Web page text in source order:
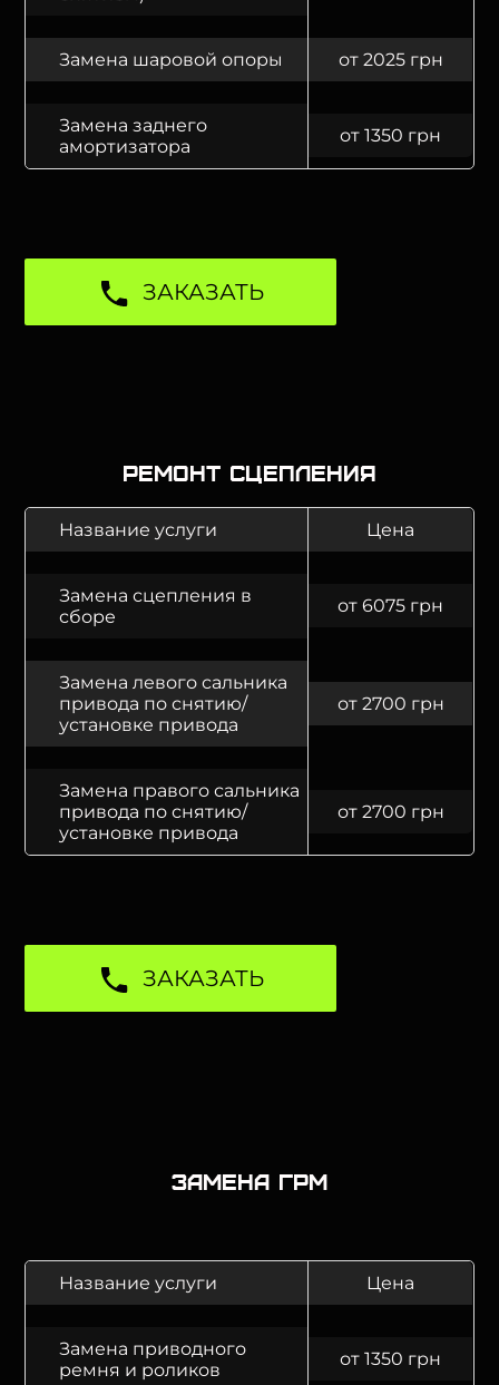
Замена шаровой опоры от 2025 грн
Замена заднего
амортизатора
от 1350 грн
ЗАКАЗАТЬ
Ремонт сцепления
Название услуги Цена
Замена сцепления в
сборе
от 6075 грн
Замена левого сальника
привода по снятию/
установке привода
от 2700 грн
Замена правого сальника
привода по снятию/
установке привода
от 2700 грн
ЗАКАЗАТЬ
Замена ГРМ
Название услуги Цена
Замена приводного
ремня и роликов
от 1350 грн